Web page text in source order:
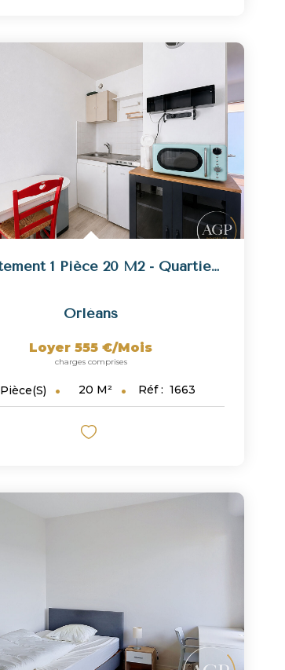
Appartement 1 Pièce 20 M2 - Quartier Théâtre
Orléans
Loyer 555 €/mois
charges comprises
Pièce(s) 20 M² Réf : 1663